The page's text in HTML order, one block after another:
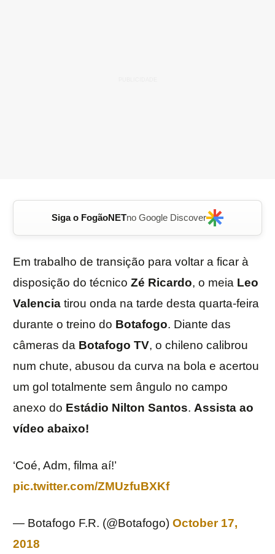
Siga o FogãoNETno Google Discover
Em trabalho de transição para voltar a ficar à
disposição do técnico Zé Ricardo, o meia Leo
Valencia tirou onda na tarde desta quarta-feira
durante o treino do Botafogo. Diante das
câmeras da Botafogo TV, o chileno calibrou
num chute, abusou da curva na bola e acertou
um gol totalmente sem ângulo no campo
anexo do Estádio Nilton Santos. Assista ao
vídeo abaixo!
‘Coé, Adm, filma aí!’
pic.twitter.com/ZMUzfuBXKf
— Botafogo F.R. (@Botafogo) October 17,
2018